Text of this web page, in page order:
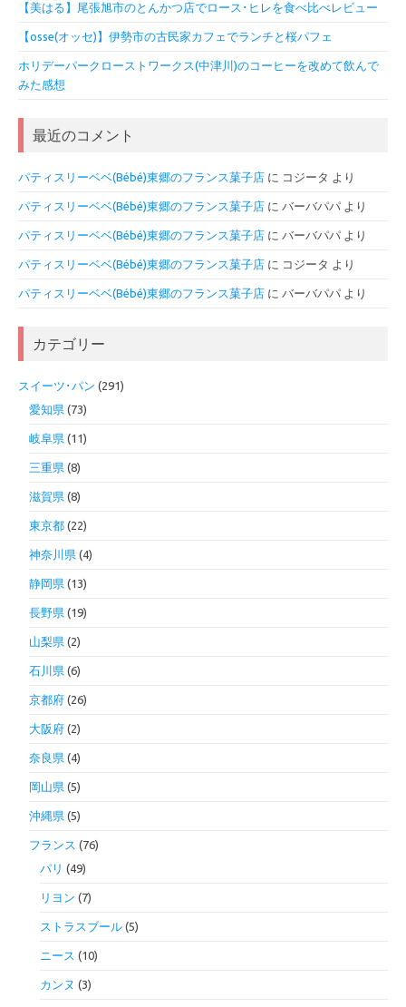
【美はる】尾張旭市のとんかつ店でロース･ヒレを食べ比べレビュー
【osse(オッセ)】伊勢市の古民家カフェでランチと桜パフェ
ホリデーパークローストワークス(中津川)のコーヒーを改めて飲んで
みた感想
最近のコメント
パティスリーベベ(Bébé)東郷のフランス菓子店 に コジータ より
パティスリーベベ(Bébé)東郷のフランス菓子店 に バーバパパ より
パティスリーベベ(Bébé)東郷のフランス菓子店 に バーバパパ より
パティスリーベベ(Bébé)東郷のフランス菓子店 に コジータ より
パティスリーベベ(Bébé)東郷のフランス菓子店 に バーバパパ より
カテゴリー
スイーツ･パン (291)
愛知県 (73)
岐阜県 (11)
三重県 (8)
滋賀県 (8)
東京都 (22)
神奈川県 (4)
静岡県 (13)
長野県 (19)
山梨県 (2)
石川県 (6)
京都府 (26)
大阪府 (2)
奈良県 (4)
岡山県 (5)
沖縄県 (5)
フランス (76)
パリ (49)
リヨン (7)
ストラスブール (5)
ニース (10)
カンヌ (3)